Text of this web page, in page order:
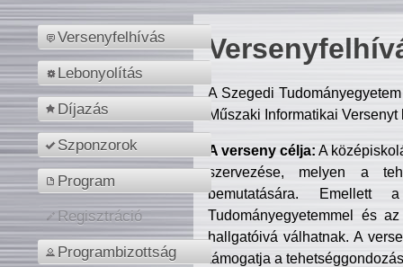
Versenyfelhívás
Lebonyolítás
Díjazás
Szponzorok
Program
Regisztráció
Programbizottság
A Szegedi
Műszaki Informatikai
A verseny célja: A
szervezése, melyen a
bemutatására. Emellett
Tudományegyetemmel és
hallgatóivá válhatnak. A
támogatja a